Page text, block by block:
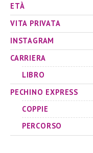
ETÀ
VITA PRIVATA
INSTAGRAM
CARRIERA
LIBRO
PECHINO EXPRESS
COPPIE
PERCORSO